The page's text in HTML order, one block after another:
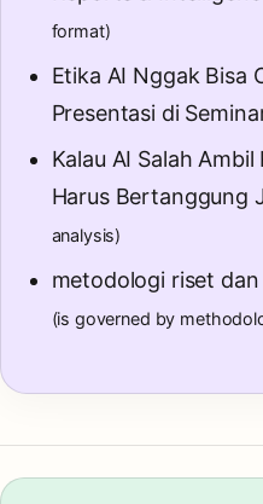
format)
Etika AI Nggak Bisa
Presentasi di
Kalau AI Salah
Harus Bertanggung
analysis)
metodologi riset
(is governed by